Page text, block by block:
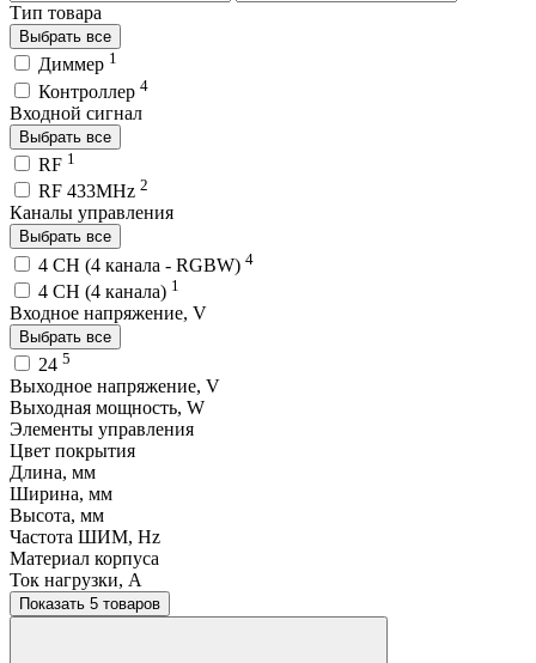
Тип товара
Выбрать все
Диммер 1
Контроллер 4
Входной сигнал
Выбрать все
RF 1
RF 433MHz 2
Каналы управления
Выбрать все
4 CH (4 канала - RGBW) 4
4 CH (4 канала) 1
Входное напряжение, V
Выбрать все
24 5
Выходное напряжение, V
Выходная мощность, W
Элементы управления
Цвет покрытия
Длина, мм
Ширина, мм
Высота, мм
Частота ШИМ, Hz
Материал корпуса
Ток нагрузки, A
Показать 5 товаров